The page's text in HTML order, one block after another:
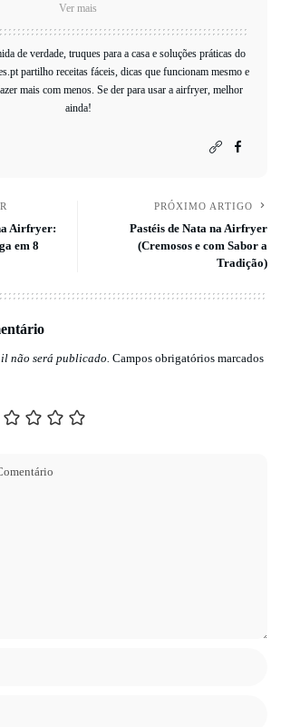
Ver mais
de verdade, truques para a casa e soluções práticas do
partilho receitas fáceis, dicas que funcionam mesmo e
mais com menos. Se der para usar a airfryer, melhor
ainda!
Airfryer:
em 8
PRÓXIMO ARTIGO
Pastéis de Nata na Airfryer
(Cremosos e com Sabor a
Tradição)
não será publicado. Campos obrigatórios marcados